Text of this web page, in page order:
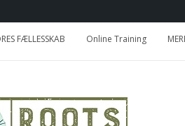
FÆLLESSKAB Online Training